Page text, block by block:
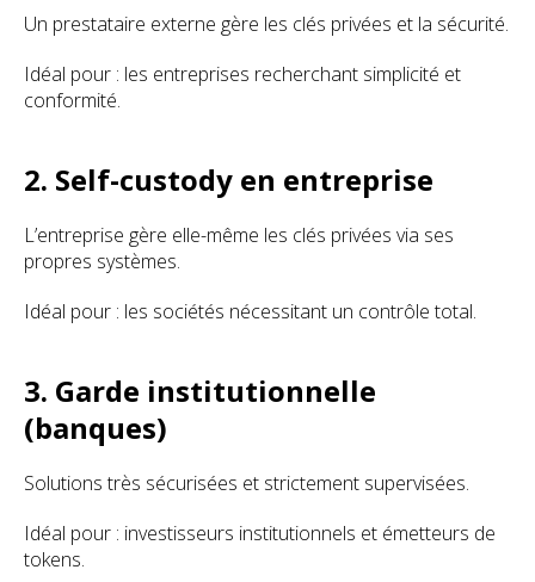
Un prestataire externe gère les clés privées et la sécurité.
Idéal pour : les entreprises recherchant simplicité et
conformité.
2. Self-custody en entreprise
L’entreprise gère elle-même les clés privées via ses
propres systèmes.
Idéal pour : les sociétés nécessitant un contrôle total.
3. Garde institutionnelle
(banques)
Solutions très sécurisées et strictement supervisées.
Idéal pour : investisseurs institutionnels et émetteurs de
tokens.